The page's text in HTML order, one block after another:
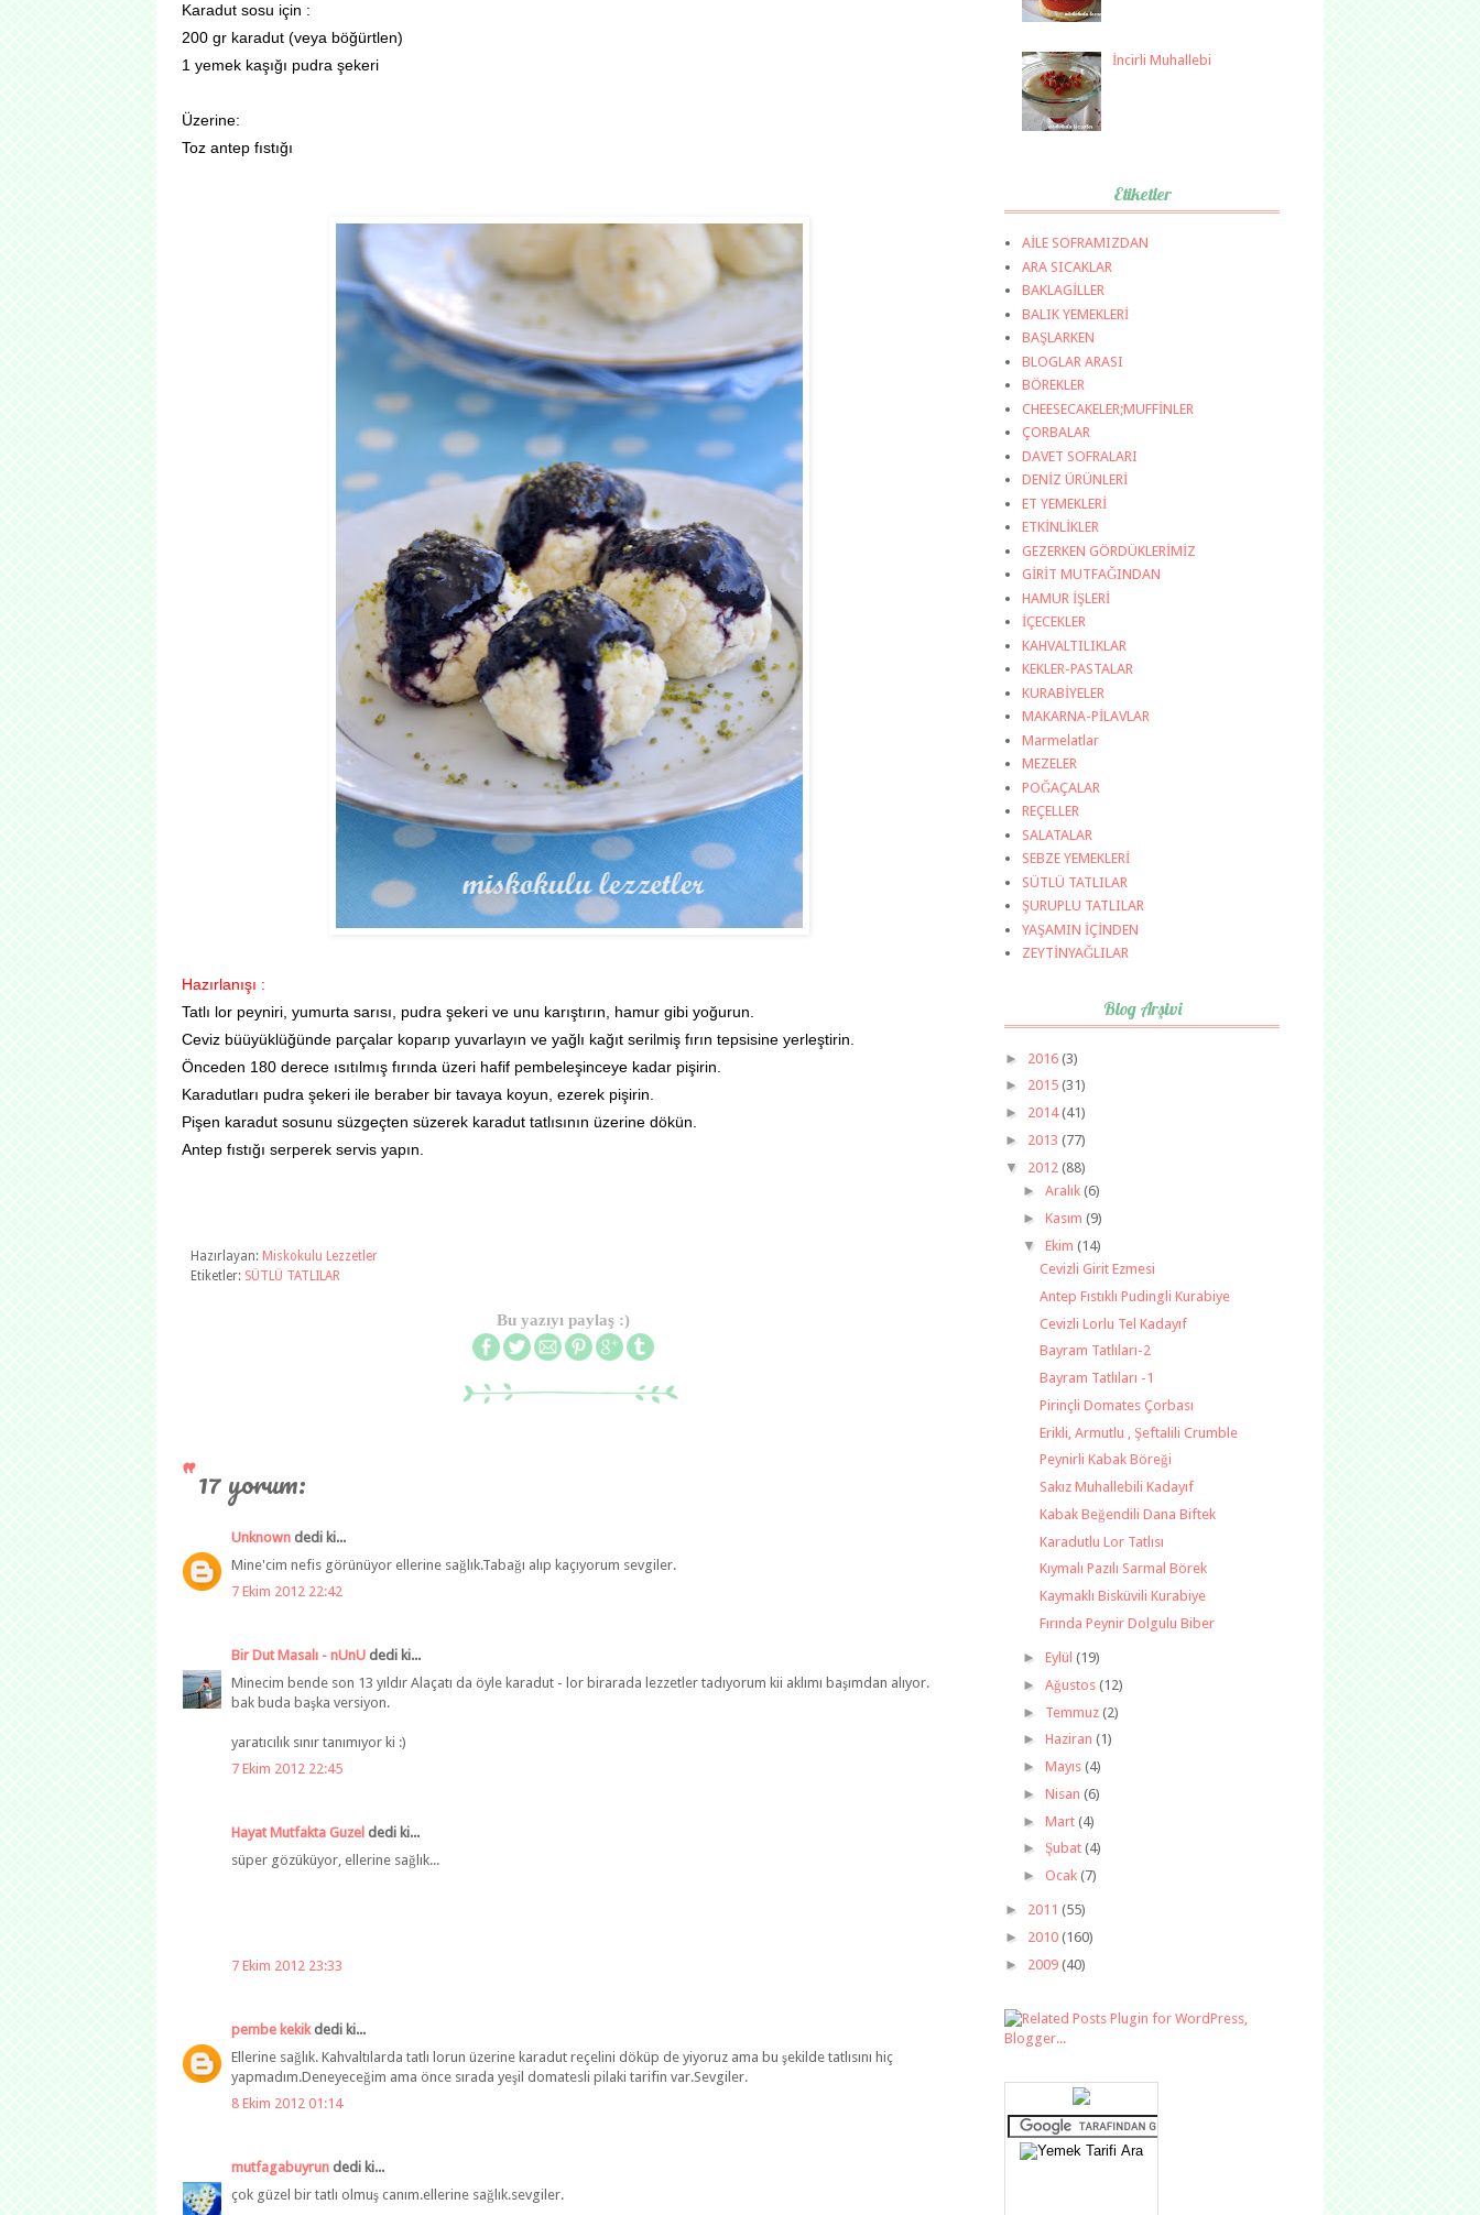
Karadut sosu için :
200 gr karadut (veya böğürtlen)
1 yemek kaşığı pudra şekeri
Üzerine:
Toz antep fıstığı
Hazırlanışı :
Tatlı lor peyniri, yumurta sarısı, pudra şekeri ve unu karıştırın, hamur gibi yoğurun.
Ceviz büüyüklüğünde parçalar koparıp yuvarlayın ve yağlı kağıt serilmiş fırın tepsisine yerleştirin.
Önceden 180 derece ısıtılmış fırında üzeri hafif pembeleşinceye kadar pişirin.
Karadutları pudra şekeri ile beraber bir tavaya koyun, ezerek pişirin.
Pişen karadut sosunu süzgeçten süzerek karadut tatlısının üzerine dökün.
Antep fıstığı serperek servis yapın.
Hazırlayan: Miskokulu Lezzetler
Etiketler: SÜTLÜ TATLILAR
Bu yazıyı paylaş :)
17 yorum:
Unknown dedi ki...
Mine'cim nefis görünüyor ellerine sağlık.Tabağı alıp kaçıyorum sevgiler.
7 Ekim 2012 22:42
Bir Dut Masalı - nUnU dedi ki...
Minecim bende son 13 yıldır Alaçatı da öyle karadut - lor birarada lezzetler tadıyorum kii aklımı başımdan alıyor.
bak buda başka versiyon.
yaratıcılık sınır tanımıyor ki :)
7 Ekim 2012 22:45
Hayat Mutfakta Guzel dedi ki...
süper gözüküyor, ellerine sağlık...
7 Ekim 2012 23:33
pembe kekikdedi ki...
Ellerine sağlık. Kahvaltılarda tatlı lorun üzerine karadut reçelini döküp de yiyoruz ama bu şekilde tatlısını hiç
yapmadım.Deneyeceğim ama önce sırada yeşil domatesli pilaki tarifin var.Sevgiler.
8 Ekim 2012 01:14
mutfagabuyrun dedi ki...
çok güzel bir tatlı olmuş canım.ellerine sağlık.sevgiler.
İncirli Muhallebi
Etiketler
AİLE SOFRAMIZDAN
ARA SICAKLAR
BAKLAGİLLER
BALIK YEMEKLERİ
BAŞLARKEN
BLOGLAR ARASI
BÖREKLER
CHEESECAKELER;MUFFİNLER
ÇORBALAR
DAVET SOFRALARI
DENİZ ÜRÜNLERİ
ET YEMEKLERİ
ETKİNLİKLER
GEZERKEN GÖRDÜKLERİMİZ
GİRİT MUTFAĞINDAN
HAMUR İŞLERİ
İÇECEKLER
KAHVALTILIKLAR
KEKLER-PASTALAR
KURABİYELER
MAKARNA-PİLAVLAR
Marmelatlar
MEZELER
POĞAÇALAR
REÇELLER
SALATALAR
SEBZE YEMEKLERİ
SÜTLÜ TATLILAR
ŞURUPLU TATLILAR
YAŞAMIN İÇİNDEN
ZEYTİNYAĞLILAR
Blog Arşivi
► 2016 (3)
► 2015 (31)
► 2014(41)
► 2013 (77)
▼ 2012 (88)
► Aralık (6)
► Kasım (9)
▼ Ekim (14)
Cevizli Girit Ezmesi
Antep Fıstıklı Pudingli Kurabiye
Cevizli Lorlu Tel Kadayıf
Bayram Tatlıları-2
Bayram Tatlıları -1
Pirinçli Domates Çorbası
Erikli, Armutlu , Şeftalili Crumble
Peynirli Kabak Böreği
Sakız Muhallebili Kadayıf
Kabak Beğendili Dana Biftek
Karadutlu Lor Tatlısı
Kıymalı Pazılı Sarmal Börek
Kaymaklı Bisküvili Kurabiye
Fırında Peynir Dolgulu Biber
► Eylül (19)
► Ağustos (12)
► Temmuz (2)
► Haziran (1)
► Mayıs (4)
► Nisan (6)
► Mart (4)
► Şubat (4)
► Ocak (7)
► 2011 (55)
► 2010 (160)
► 2009 (40)